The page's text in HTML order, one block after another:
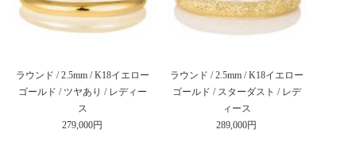
ラウンド / 2.5mm / K18イエロー
ゴールド / ツヤあり / レディー
ス
279,000円
ラウンド / 2.5mm / K18イエロー
ゴールド / スターダスト / レデ
ィース
289,000円